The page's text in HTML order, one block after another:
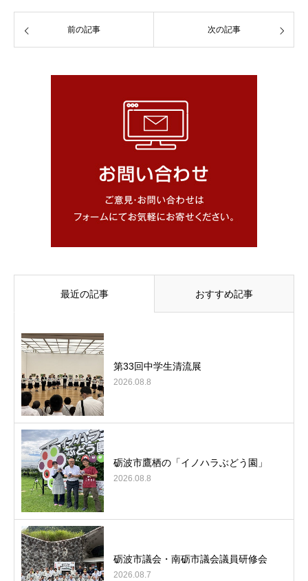
前の記事 次の記事
最近の記事 おすすめ記事
第33回中学生清流展
2026.08.8
砺波市鷹栖の「イノハラぶどう園」
2026.08.8
砺波市議会・南砺市議会議員研修会
2026.08.7